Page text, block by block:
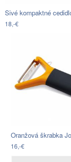
18,-€
16,-€